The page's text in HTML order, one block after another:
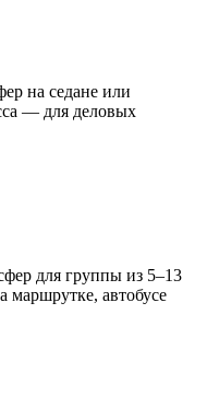
на седане или
— для деловых
для группы из 5–13
маршрутке, автобусе